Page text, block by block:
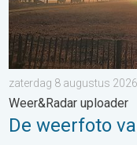
zaterdag 8 augustus 2026
Weer&Radar uploader
De weerfoto